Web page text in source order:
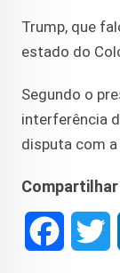
Trump, que
estado do
Segundo o
interferência
disputa com